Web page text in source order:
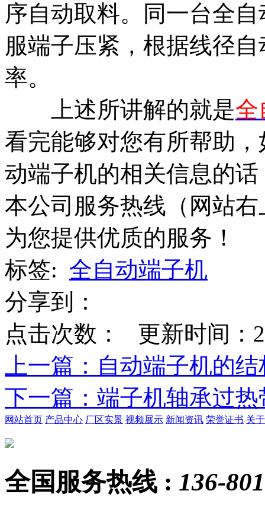
序自动取料。同一台全
服端子压紧，根据线径
率。
上述所讲解的就是全
看完能够对您有所帮助
动端子机的相关信息的
本公司服务热线（网站
为您提供优质的服务！
标签: 全自动端子机
分享到：
点击次数：
更新时间：
上一篇 ：自动端子机的
下一篇 ：端子机轴承过
网站首页 产品中心 厂区实景 视频展示 新闻资讯 荣誉证书 关
全国服务热线 : 136-